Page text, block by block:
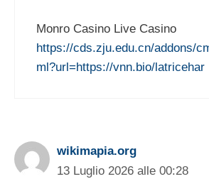
Monro Casino Live Casino
https://cds.zju.edu.cn/addons/
ml?url=https://vnn.bio/latricehar
wikimapia.org
13 Luglio 2026 alle 00:28